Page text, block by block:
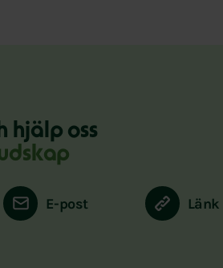
hjälp oss
E-post Länk